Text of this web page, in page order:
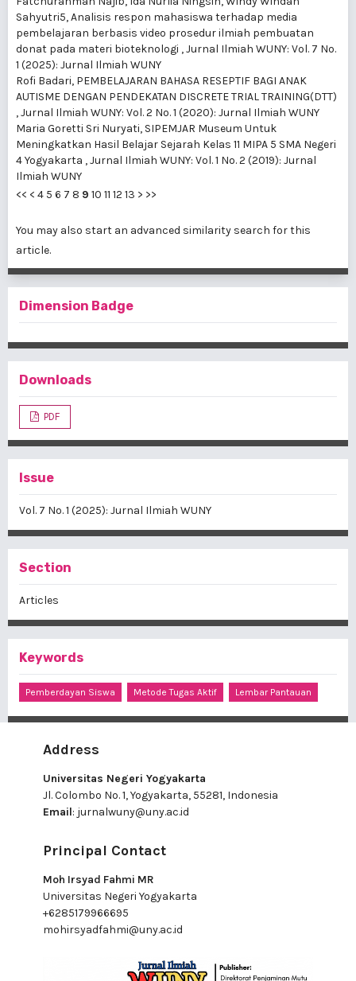
Sahyutri5,Analisis respon mahasiswa terhadap media
pembelajaran berbasis video prosedur ilmiah pembuatan
donat pada materi bioteknologi ,Jurnal Ilmiah WUNY: Vol. 7 No.
1 (2025): Jurnal Ilmiah WUNY
Rofi Badari, PEMBELAJARAN BAHASA RESEPTIF BAGI ANAK
AUTISME DENGAN PENDEKATAN DISCRETE TRIAL TRAINING(DTT)
,Jurnal Ilmiah WUNY: Vol. 2 No. 1 (2020): Jurnal Ilmiah WUNY
Maria Goretti Sri Nuryati, SIPEMJAR Museum Untuk
Meningkatkan Hasil Belajar Sejarah Kelas 11 MIPA 5 SMA Negeri
4 Yogyakarta ,Jurnal Ilmiah WUNY: Vol. 1 No. 2 (2019): Jurnal
Ilmiah WUNY
<< < 4 5 6 7 8 9 10 11 12 13 > >>
You may also start an advanced similarity search for this
article.
Dimension Badge
Downloads
PDF
Issue
Vol. 7 No. 1 (2025): Jurnal Ilmiah WUNY
Section
Articles
Keywords
Pemberdayan Siswa Metode Tugas Aktif Lembar Pantauan
Address
Universitas Negeri Yogyakarta
Jl. Colombo No. 1, Yogyakarta, 55281, Indonesia
Email: jurnalwuny@uny.ac.id
Principal Contact
Moh Irsyad Fahmi MR
Universitas Negeri Yogyakarta
+6285179966695
mohirsyadfahmi@uny.ac.id